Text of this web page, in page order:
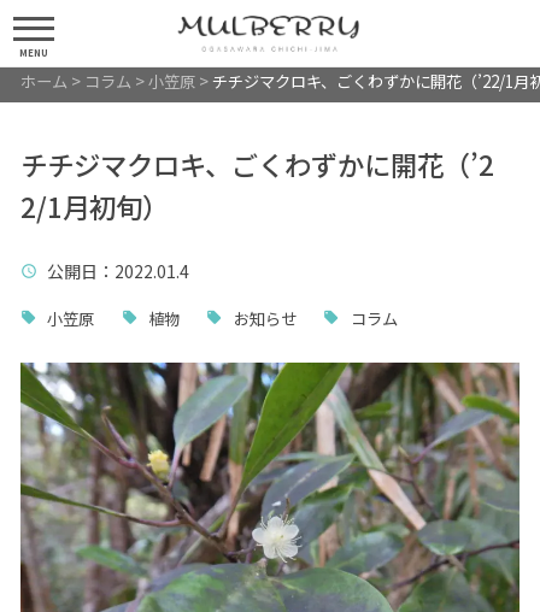
MENU
ホーム > コラム >小笠原>チチジマクロキ、ごくわずかに開花（’22/1月
チチジマクロキ、ごくわずかに開花（’2
2/1月初旬）
公開日 ：2022.01.4
小笠原 植物 お知らせ コラム